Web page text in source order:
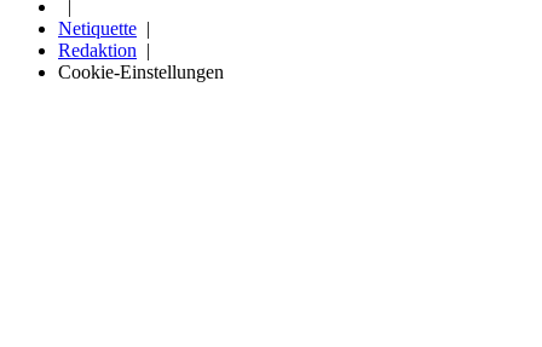
Netiquette
Redaktion
Cookie-Einstellungen